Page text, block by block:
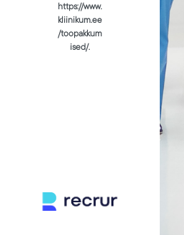
https://www.
kliinikum.ee
/toopakkum
ised/.